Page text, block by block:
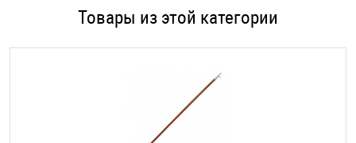
Товары из этой категории